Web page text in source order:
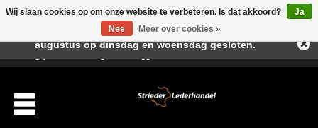
Wij slaan cookies op om onze website te verbeteren. Is dat akkoord?
Ja
Nee
Meer over cookies »
Beste klant, I.v.m. de vakantieperiode zijn wij in juli en
augustus op dinsdag en woensdag gesloten.